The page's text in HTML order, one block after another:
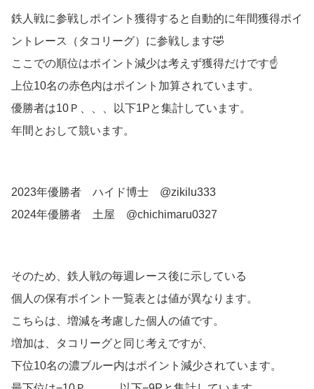
鉄人戦に参戦しポイント獲得すると自動的に年間獲得ポイ
ントレース（タコリーグ）に参戦します🤣
ここでの順位はポイント減少は考えず獲得だけです☝️
上位10名の赤色内はポイント加算されています。
優勝者は10Ｐ、、、以下1Pと集計しています。
年間とおして競います。
2023年優勝者 ハイド博士 @zikilu333
2024年優勝者 土屋 @chichimaru0327
そのため、鉄人戦の毎週レース後に示している
個人の保有ポイント一覧表とは値が異なります。
こちらは、増減を考慮した個人の値です。
増加は、タコリーグと同じ考えですが、
下位10名の濃ブルー内はポイント減少されています。